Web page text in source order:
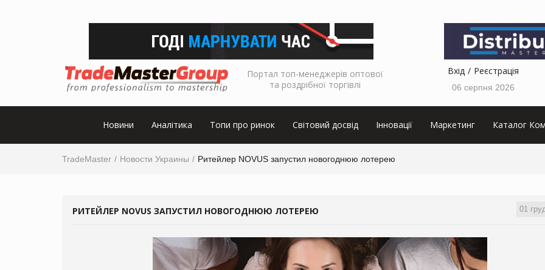
Портал топ-менеджерів оптової
та роздрібної торгівлі
Вхід Реєстрація
06 серпня 2026
Новини Аналітика Топи про ринок Світовий досвід Інновації Маркетинг Каталог
TradeMaster Новости Украины Ритейлер NOVUS запустил новогоднюю лотерею
01
РИТЕЙЛЕР NOVUS ЗАПУСТИЛ НОВОГОДНЮЮ ЛОТЕРЕЮ